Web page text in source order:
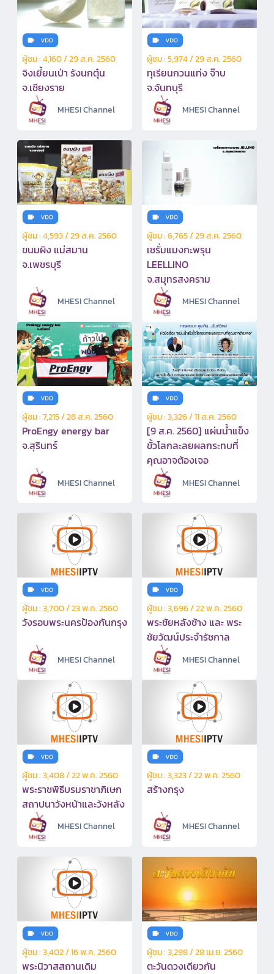
ผู้ชม : 4,160 / 29 ส.ค. 2560
จิงเยี้ยนเป่า รังนกตุ๋น
จ.เชียงราย
MHESI Channel
ผู้ชม : 5,974 / 29 ส.ค. 2560
ทุเรียนกวนแท่ง จ๊าบ
จ.จันทบุรี
MHESI Channel
ผู้ชม : 4,593 / 29 ส.ค. 2560
ขนมผิง แม่สมาน
จ.เพชรบุรี
MHESI Channel
ผู้ชม : 6,765 / 29 ส.ค. 2560
เซรั่มแมงกะพรุน
LEELLINO
จ.สมุทรสงคราม
MHESI Channel
ผู้ชม : 7,215 / 28 ส.ค. 2560
ProEngy energy bar
จ.สุรินทร์
MHESI Channel
ผู้ชม : 3,326 / 11 ส.ค. 2560
[9 ส.ค. 2560] แผ่นน้ำแข็ง
ขั้วโลกละลยผลกระทบที่
คุณอาจต้องเจอ
MHESI Channel
ผู้ชม : 3,700 / 23 พ.ค. 2560
วังรอบพระนครป้องกันกรุง
MHESI Channel
ผู้ชม : 3,696 / 22 พ.ค. 2560
พระชัยหลังช้าง และ พระ
ชัยวัฒน์ประจำรัชกาล
MHESI Channel
ผู้ชม : 3,408 / 22 พ.ค. 2560
พระราชพิธีบรมราชาภิเษก
สถาปนาวังหน้าและวังหลัง
MHESI Channel
ผู้ชม : 3,323 / 22 พ.ค. 2560
สร้างกรุง
MHESI Channel
ผู้ชม : 3,402 / 16 พ.ค. 2560
พระนิวาสสถานเดิม
ผู้ชม : 3,298 / 28 เม.ย. 2560
ตะวันดวงเดียวกัน